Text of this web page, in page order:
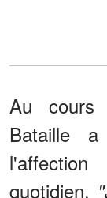
Au cours
Bataille
quotidien.